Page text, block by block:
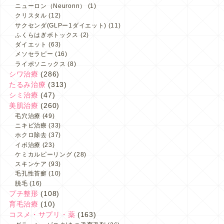
ニューロン（Neuronn）
(1)
クリスタル (12)
サクセンダ(GLPー1ダイエット) (11)
ふくらはぎボトックス (2)
ダイエット (63)
メソセラピー (16)
ライポソニックス (8)
シワ治療 (286)
たるみ治療 (313)
シミ治療 (47)
美肌治療 (260)
毛穴治療 (49)
ニキビ治療 (33)
ホクロ除去 (37)
イボ治療 (23)
ケミカルピーリング (28)
スキンケア (93)
毛孔性苔癬 (10)
脱毛 (16)
プチ整形 (108)
育毛治療 (10)
コスメ・サプリ・薬 (163)